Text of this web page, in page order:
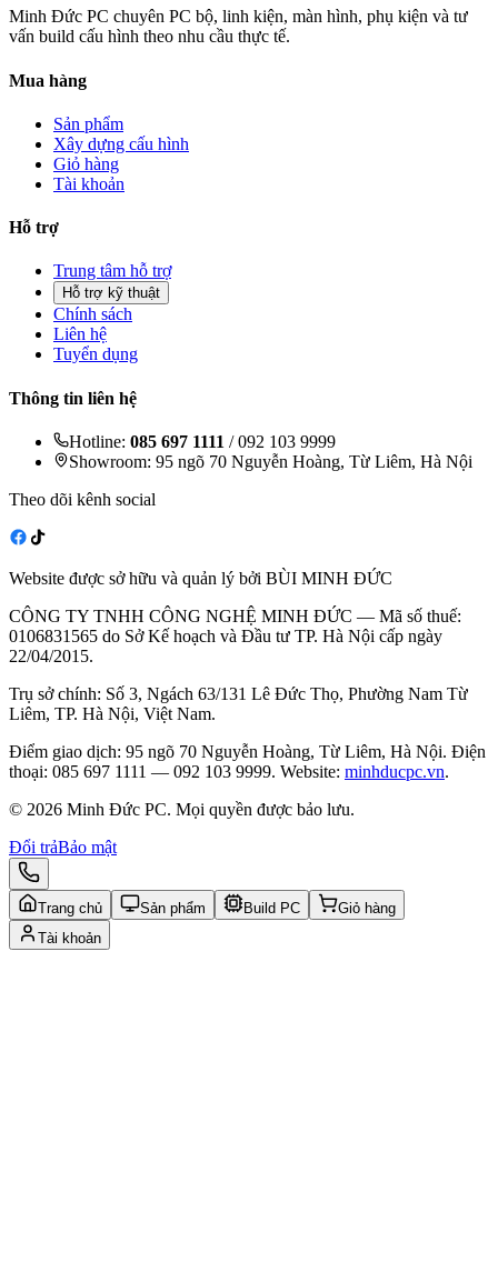
Minh Đức PC chuyên PC bộ, linh kiện, màn hình, phụ kiện và tư
vấn build cấu hình theo nhu cầu thực tế.
Mua hàng
Sản phẩm
Xây dựng cấu hình
Giỏ hàng
Tài khoản
Hỗ trợ
Trung tâm hỗ trợ
Hỗ trợ kỹ thuật
Chính sách
Liên hệ
Tuyển dụng
Thông tin liên hệ
Hotline: 085 697 1111 / 092 103 9999
Showroom: 95 ngõ 70 Nguyễn Hoàng, Từ Liêm, Hà Nội
Theo dõi kênh social
Website được sở hữu và quản lý bởi BÙI MINH ĐỨC
CÔNG TY TNHH CÔNG NGHỆ MINH ĐỨC — Mã số thuế:
0106831565 do Sở Kế hoạch và Đầu tư TP. Hà Nội cấp ngày
22/04/2015.
Trụ sở chính: Số 3, Ngách 63/131 Lê Đức Thọ, Phường Nam Từ
Liêm, TP. Hà Nội, Việt Nam.
Điểm giao dịch: 95 ngõ 70 Nguyễn Hoàng, Từ Liêm, Hà Nội. Điện
thoại: 085 697 1111 — 092 103 9999. Website: minhducpc.vn.
© 2026 Minh Đức PC. Mọi quyền được bảo lưu.
Đổi trảBảo mật
Trang chủ Sản phẩm Build PC
Giỏ hàng
Tài khoản